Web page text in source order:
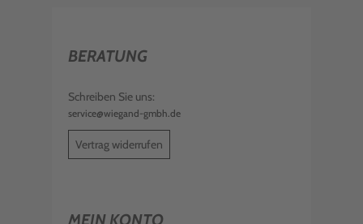
BERATUNG
Schreiben Sie uns:
service@wiegand-gmbh.de
Vertrag widerrufen
MEIN KONTO